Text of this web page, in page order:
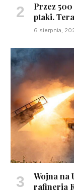
Przez
ptaki.
6 sierpnia,
Wojna na
rafineria